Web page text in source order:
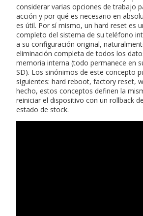
considerar varias opciones de trabajo
acción y por qué es necesario en
es útil. Por sí mismo, un hard reset es
completo del sistema de su teléfono
a su configuración original,
eliminación completa de todos los
memoria interna (todo permanece en
SD). Los sinónimos de este concepto
siguientes: hard reboot, factory reset,
hecho, estos conceptos definen la
reiniciar el dispositivo con un rollback
estado de stock.